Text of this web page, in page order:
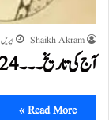
Shaikh Akram اپریل 24, 2026
آج کی تاریخ۔۔۔24؍اپریل
Read More »